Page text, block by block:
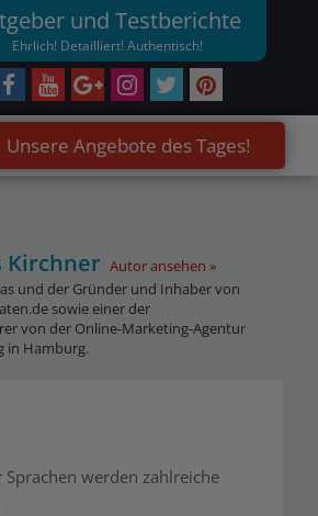
und Testberichte
Ehrlich! Detailliert! Authentisch!
Unsere Angebote des Tages!
Kirchner Autor ansehen
und der Gründer und Inhaber von
sowie einer der
von der Online-Marketing-Agentur
in Hamburg.
werden zahlreiche